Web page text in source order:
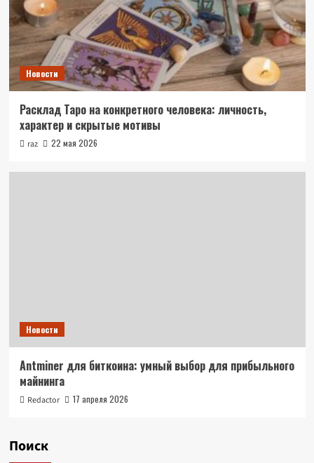
Новости
Расклад Таро на конкретного человека: личность,
характер и скрытые мотивы
raz 22 мая 2026
Новости
Antminer для биткоина: умный выбор для прибыльного
майнинга
Redactor 17 апреля 2026
Поиск